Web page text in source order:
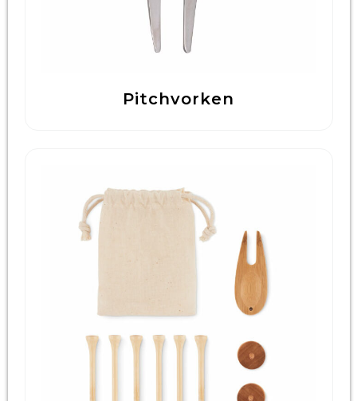
Pitchvorken